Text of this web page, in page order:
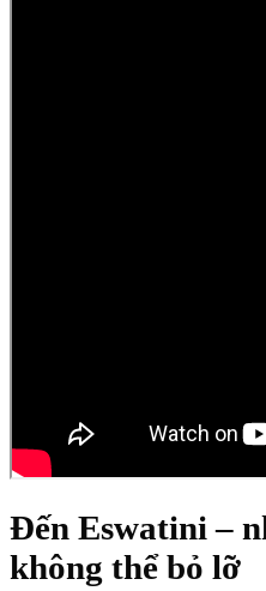
Đến Eswatini –
không thể bỏ lỡ